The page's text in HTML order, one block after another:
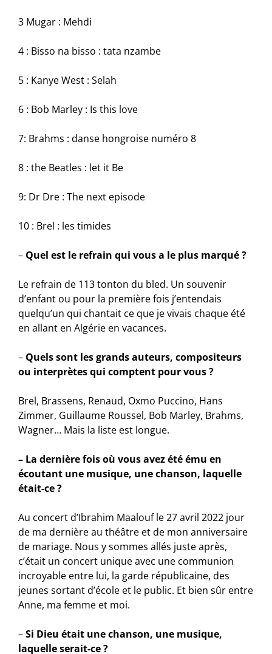
3 Mugar : Mehdi
4 : Bisso na bisso : tata nzambe
5 : Kanye West : Selah
6 : Bob Marley : Is this love
7: Brahms : danse hongroise numéro 8
8 : the Beatles : let it Be
9: Dr Dre : The next episode
10 : Brel : les timides
– Quel est le refrain qui vous a le plus marqué ?
Le refrain de 113 tonton du bled. Un souvenir
d’enfant ou pour la première fois j’entendais
quelqu’un qui chantait ce que je vivais chaque été
en allant en Algérie en vacances.
– Quels sont les grands auteurs, compositeurs
ou interprètes qui comptent pour vous ?
Brel, Brassens, Renaud, Oxmo Puccino, Hans
Zimmer, Guillaume Roussel, Bob Marley, Brahms,
Wagner… Mais la liste est longue.
– La dernière fois où vous avez été ému en
écoutant une musique, une chanson, laquelle
était-ce ?
Au concert d’Ibrahim Maalouf le 27 avril 2022 jour
de ma dernière au théâtre et de mon anniversaire
de mariage. Nous y sommes allés juste après,
c’était un concert unique avec une communion
incroyable entre lui, la garde républicaine, des
jeunes sortant d’école et le public. Et bien sûr entre
Anne, ma femme et moi.
–Si Dieu était une chanson, une musique,
laquelle serait-ce ?